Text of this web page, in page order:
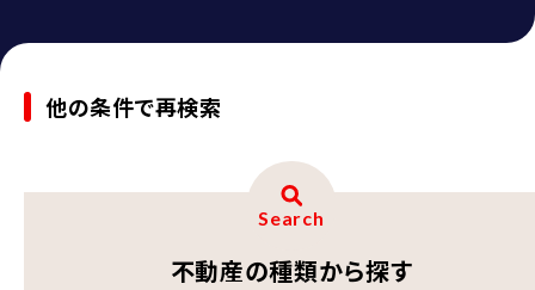
他の条件で再検索
Search
不動産の種類から探す